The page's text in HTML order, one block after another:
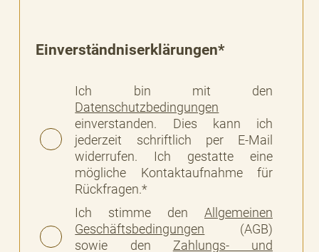
Einverständniserklärungen*
Ich bin mit den
Datenschutzbedingungen
einverstanden. Dies kann ich
jederzeit schriftlich per E-Mail
widerrufen. Ich gestatte eine
mögliche Kontaktaufnahme für
Rückfragen.*
Ich stimme den Allgemeinen
Geschäftsbedingungen (AGB)
sowie den Zahlungs- und